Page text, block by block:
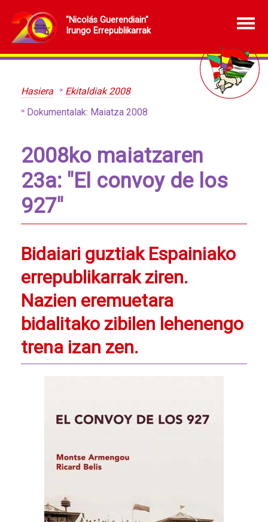
"Nicolás Guerendiain"
Irungo Errepublikarrak
Hasiera
Ekitaldiak 2008
Dokumentalak: Maiatza 2008
2008ko maiatzaren
23a: "El convoy de los
927"
Bidaiari guztiak Espainiako
errepublikarrak ziren.
Nazien eremuetara
bidalitako zibilen lehenengo
trena izan zen.